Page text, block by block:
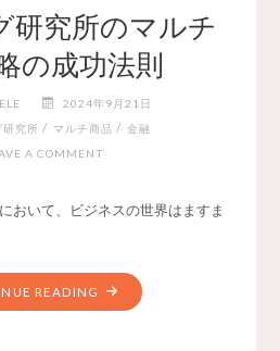
研究所のマルチ
の成功法則
2024年9月21日
研究所 / マルチ商品 / 金融
A COMMENT
おいて、ビジネスの世界はますま
READING